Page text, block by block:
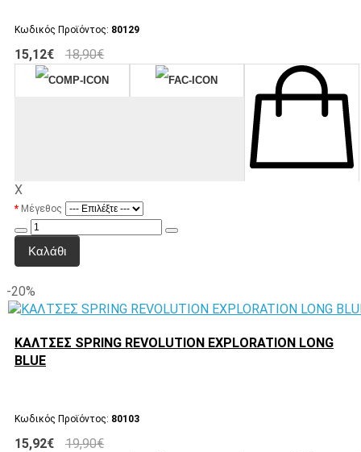
Κωδικός Προϊόντος: 80129
15,12€ 18,90€
X
Μέγεθος
Καλάθι
-20%
ΚΑΛΤΣΕΣ SPRING REVOLUTION EXPLORATION LONG
BLUE
Κωδικός Προϊόντος: 80103
15,92€ 19,90€